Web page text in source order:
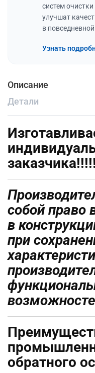
систем
улучшат
в
Узнать
Описание
Детали
собой право
в
при
обратного